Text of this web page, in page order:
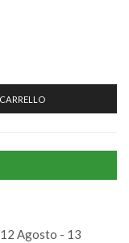
12 Agosto - 13